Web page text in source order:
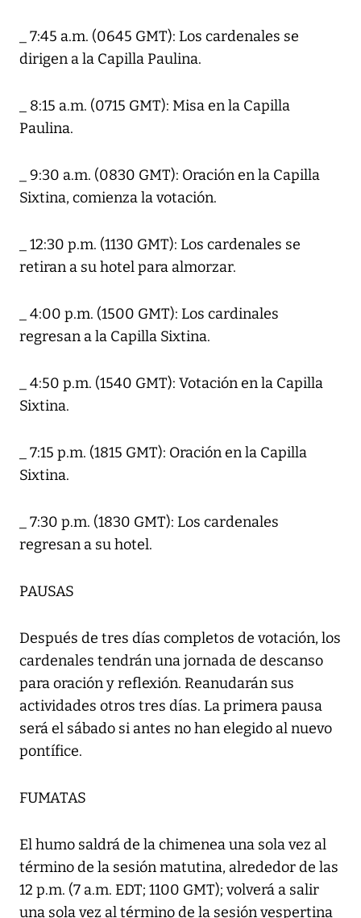
_ 7:45 a.m. (0645 GMT): Los cardenales se
dirigen a la Capilla Paulina.
_ 8:15 a.m. (0715 GMT): Misa en la Capilla
Paulina.
_ 9:30 a.m. (0830 GMT): Oración en la Capilla
Sixtina, comienza la votación.
_ 12:30 p.m. (1130 GMT): Los cardenales se
retiran a su hotel para almorzar.
_ 4:00 p.m. (1500 GMT): Los cardinales
regresan a la Capilla Sixtina.
_ 4:50 p.m. (1540 GMT): Votación en la Capilla
Sixtina.
_ 7:15 p.m. (1815 GMT): Oración en la Capilla
Sixtina.
_ 7:30 p.m. (1830 GMT): Los cardenales
regresan a su hotel.
PAUSAS
Después de tres días completos de votación, los
cardenales tendrán una jornada de descanso
para oración y reflexión. Reanudarán sus
actividades otros tres días. La primera pausa
será el sábado si antes no han elegido al nuevo
pontífice.
FUMATAS
El humo saldrá de la chimenea una sola vez al
término de la sesión matutina, alrededor de las
12 p.m. (7 a.m. EDT; 1100 GMT); volverá a salir
una sola vez al término de la sesión vespertina